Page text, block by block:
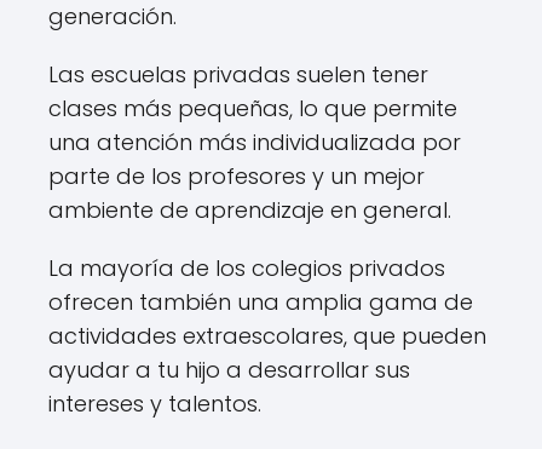
generación.
Las escuelas privadas suelen tener
clases más pequeñas, lo que permite
una atención más individualizada por
parte de los profesores y un mejor
ambiente de aprendizaje en general.
La mayoría de los colegios privados
ofrecen también una amplia gama de
actividades extraescolares, que pueden
ayudar a tu hijo a desarrollar sus
intereses y talentos.